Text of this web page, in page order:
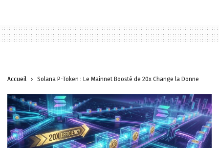
Accueil Solana P-Token : Le Mainnet Boosté de 20x Change la Donne